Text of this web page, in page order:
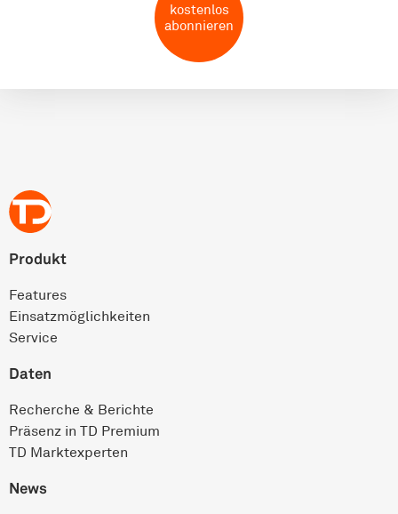
kostenlos
abonnieren
Produkt
Features
Einsatz­möglichkeiten
Service
Daten
Recherche & Berichte
Präsenz in TD Premium
TD Marktexperten
News